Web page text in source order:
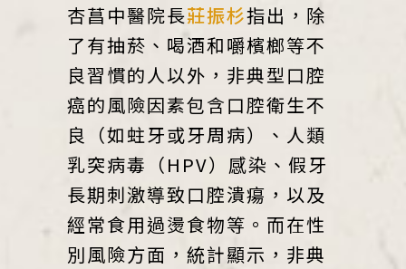
杏菖中醫院長莊振杉指出，除
了有抽菸、喝酒和嚼檳榔等不
良習慣的人以外，非典型口腔
癌的風險因素包含口腔衛生不
良（如蛀牙或牙周病）、人類
乳突病毒（HPV）感染、假牙
長期刺激導致口腔潰瘍，以及
經常食用過燙食物等。而在性
別風險方面，統計顯示，非典